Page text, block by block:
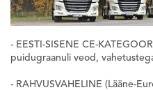
- EESTI-SISENE CE-
puidugraanuli veod,
- RAHVUSVAHELINE (Lääne-